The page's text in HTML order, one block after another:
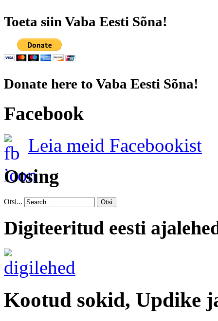
Toeta siin Vaba Eesti Sõna!
Donate here to Vaba Eesti Sõna!
Facebook
Leia meid Facebookist
Otsing
Otsi... Otsi
Digiteeritud eesti
Kootud sokid, Updike